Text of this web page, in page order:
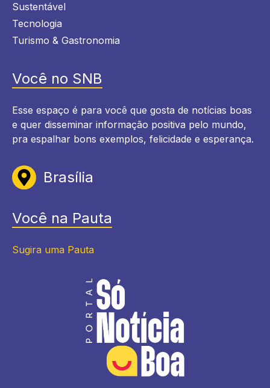
Sustentável
Tecnologia
Turismo & Gastronomia
Você no SNB
Esse espaço é para você que gosta de notícias boas
e quer disseminar informação positiva pelo mundo,
pra espalhar bons exemplos, felicidade e esperança.
Brasília
Você na Pauta
Sugira uma Pauta